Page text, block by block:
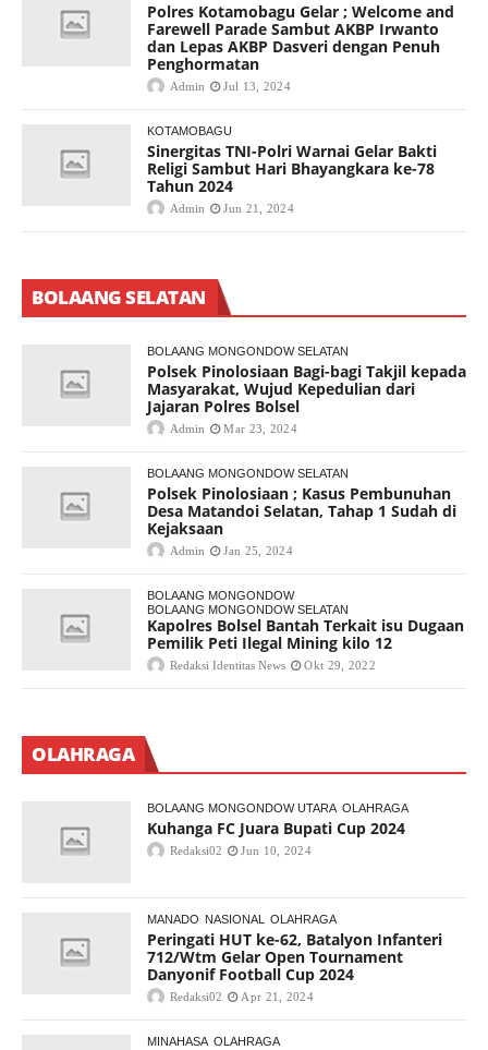
Polres Kotamobagu Gelar ; Welcome and
Farewell Parade Sambut AKBP Irwanto
dan Lepas AKBP Dasveri dengan Penuh
Penghormatan
Admin Jul 13, 2024
KOTAMOBAGU
Sinergitas TNI-Polri Warnai Gelar Bakti
Religi Sambut Hari Bhayangkara ke-78
Tahun 2024
Admin Jun 21, 2024
BOLAANG SELATAN
BOLAANG MONGONDOW SELATAN
Polsek Pinolosiaan Bagi-bagi Takjil kepada
Masyarakat, Wujud Kepedulian dari
Jajaran Polres Bolsel
Admin Mar 23, 2024
BOLAANG MONGONDOW SELATAN
Polsek Pinolosiaan ; Kasus Pembunuhan
Desa Matandoi Selatan, Tahap 1 Sudah di
Kejaksaan
Admin Jan 25, 2024
BOLAANG MONGONDOW
BOLAANG MONGONDOW SELATAN
Kapolres Bolsel Bantah Terkait isu Dugaan
Pemilik Peti Ilegal Mining kilo 12
Redaksi Identitas News Okt 29, 2022
OLAHRAGA
BOLAANG MONGONDOW UTARA OLAHRAGA
Kuhanga FC Juara Bupati Cup 2024
Redaksi02 Jun 10, 2024
MANADO NASIONAL OLAHRAGA
Peringati HUT ke-62, Batalyon Infanteri
712/Wtm Gelar Open Tournament
Danyonif Football Cup 2024
Redaksi02 Apr 21, 2024
MINAHASA OLAHRAGA